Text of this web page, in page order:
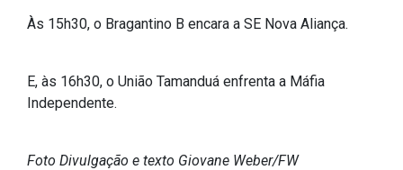
Transparência
Radar da Transparência
Às 15h30, o Bragantino B encara a SE Nova Aliança.
E, às 16h30, o União Tamanduá enfrenta a Máfia
Independente.
Foto Divulgação e texto Giovane Weber/FW